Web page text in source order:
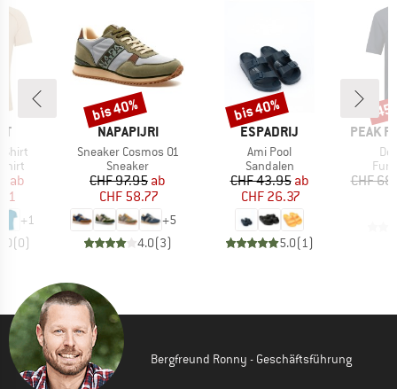
Shirt
Preis
ab
+1
(0)
MARKE
NAPAPIJRI
Artikel
Sneaker Cosmos 01
Produktgruppe
Sneaker
Preis
CHF 97.95reduzierter Preis
ab
CHF 58.77
+5
4.0(3)
Rabatt
bis 40%
MARKE
ESPADRIJ
Artikel
Ami Pool
Produktgruppe
Sandalen
Preis
CHF 43.95reduzierter Preis
ab
CHF 26.37
5.0(1)
Rabatt
bis 40%
MARKE
PEAK
CHF
Bergfreund Ronny - Geschäftsführung